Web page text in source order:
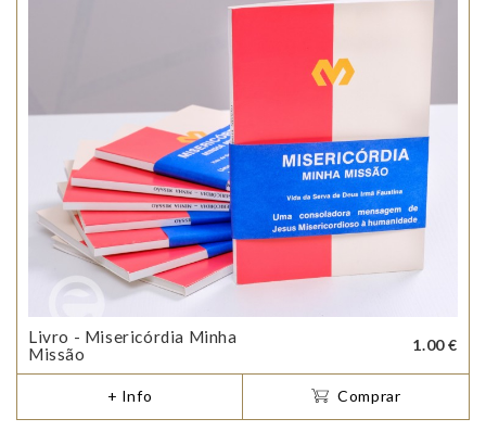
Livro - Misericórdia Minha
Missão
1.00 €
+ Info Comprar